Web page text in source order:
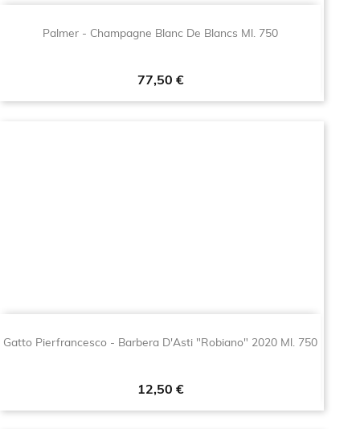
Palmer - Champagne Blanc De Blancs Ml. 750
Prezzo
77,50 €
Gatto Pierfrancesco - Barbera D'Asti "Robiano" 2020 Ml. 750
Prezzo
12,50 €